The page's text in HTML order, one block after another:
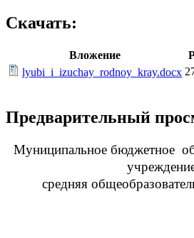
Скачать:
Вложение
lyubi_i_izuchay_rodnoy_kray.docx
Предварительный
Муниципальное бюджетное
средняя